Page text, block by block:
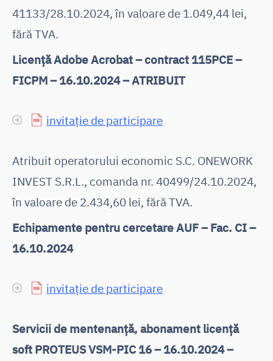
41133/28.10.2024, în valoare de 1.049,44 lei,
fără TVA.
Licență Adobe Acrobat – contract 115PCE –
FICPM – 16.10.2024 – ATRIBUIT
invitație de participare
Atribuit operatorului economic S.C. ONEWORK
INVEST S.R.L., comanda nr. 40499/24.10.2024,
în valoare de 2.434,60 lei, fără TVA.
Echipamente pentru cercetare AUF – Fac. CI –
16.10.2024
invitație de participare
Servicii de mentenanță, abonament licență
soft PROTEUS VSM-PIC 16 – 16.10.2024 –